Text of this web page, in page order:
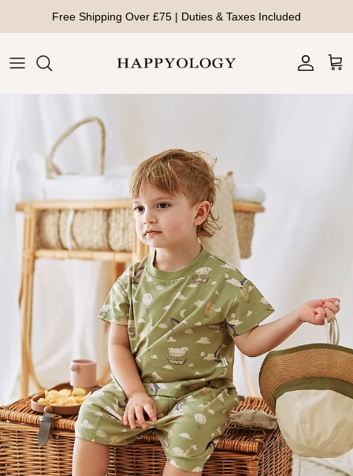
Free Shipping Over £75 | Duties & Taxes Included
Konto